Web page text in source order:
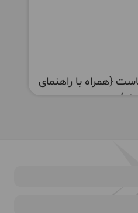
{همراه با راهنمای
سفر}